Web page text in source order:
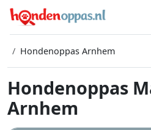
Hondenoppas Arnhem
Hondenoppas
Arnhem